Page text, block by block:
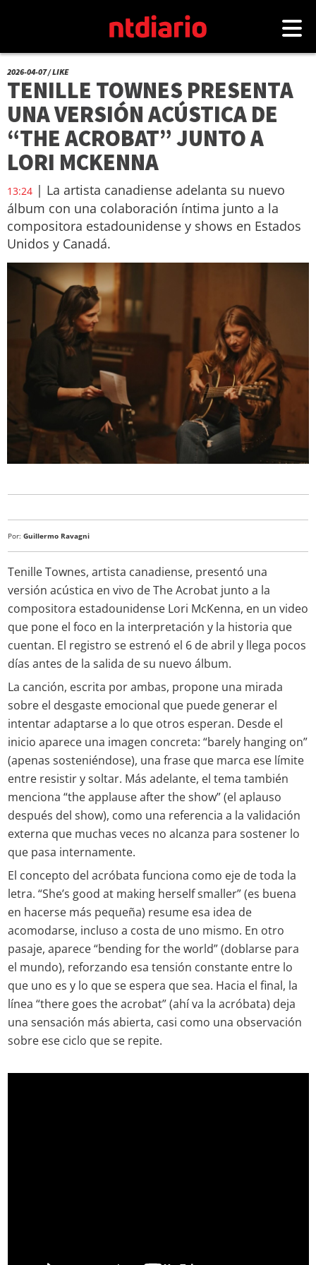
2026-04-07 / LIKE
TENILLE TOWNES PRESENTA
UNA VERSIÓN ACÚSTICA DE
“THE ACROBAT” JUNTO A
LORI MCKENNA
13:24 | La artista canadiense adelanta su nuevo
álbum con una colaboración íntima junto a la
compositora estadounidense y shows en Estados
Unidos y Canadá.
Por: Guillermo Ravagni
Tenille Townes, artista canadiense, presentó una
versión acústica en vivo de The Acrobat junto a la
compositora estadounidense Lori McKenna, en un video
que pone el foco en la interpretación y la historia que
cuentan. El registro se estrenó el 6 de abril y llega pocos
días antes de la salida de su nuevo álbum.
La canción, escrita por ambas, propone una mirada
sobre el desgaste emocional que puede generar el
intentar adaptarse a lo que otros esperan. Desde el
inicio aparece una imagen concreta: “barely hanging on”
(apenas sosteniéndose), una frase que marca ese límite
entre resistir y soltar. Más adelante, el tema también
menciona “the applause after the show” (el aplauso
después del show), como una referencia a la validación
externa que muchas veces no alcanza para sostener lo
que pasa internamente.
El concepto del acróbata funciona como eje de toda la
letra. “She’s good at making herself smaller” (es buena
en hacerse más pequeña) resume esa idea de
acomodarse, incluso a costa de uno mismo. En otro
pasaje, aparece “bending for the world” (doblarse para
el mundo), reforzando esa tensión constante entre lo
que uno es y lo que se espera que sea. Hacia el final, la
línea “there goes the acrobat” (ahí va la acróbata) deja
una sensación más abierta, casi como una observación
sobre ese ciclo que se repite.